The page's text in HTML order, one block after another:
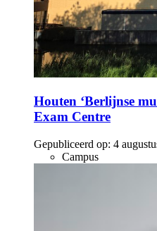
Houten ‘Berlijnse
Exam Centre
Gepubliceerd op: 4
Campus